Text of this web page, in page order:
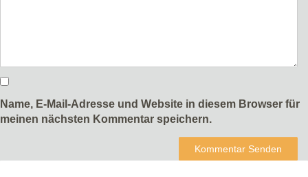
Name, E-Mail-Adresse und Website in diesem Browser für
meinen nächsten Kommentar speichern.